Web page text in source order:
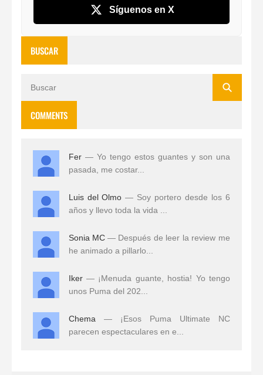
Síguenos en X
BUSCAR
COMMENTS
Fer — Yo tengo estos guantes y son una
pasada, me costar...
Luis del Olmo — Soy portero desde los 6
años y llevo toda la vida ...
Sonia MC — Después de leer la review me
he animado a pillarlo...
Iker — ¡Menuda guante, hostia! Yo tengo
unos Puma del 202...
Chema — ¡Esos Puma Ultimate NC
parecen espectaculares en e...